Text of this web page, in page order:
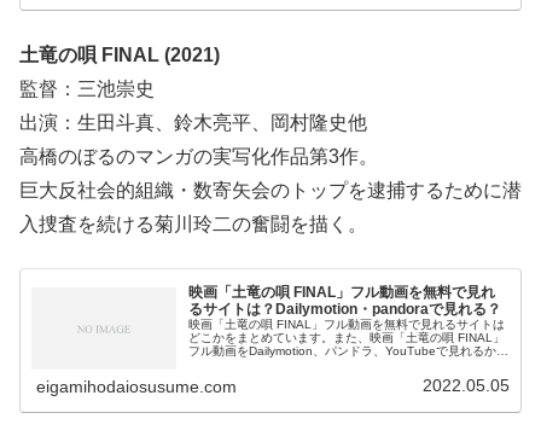
土竜の唄 FINAL (2021)
監督：三池崇史
出演：生田斗真、鈴木亮平、岡村隆史他
高橋のぼるのマンガの実写化作品第3作。
巨大反社会的組織・数寄矢会のトップを逮捕するために潜
入捜査を続ける菊川玲二の奮闘を描く。
映画「土竜の唄 FINAL」フル動画を無料で見れ
るサイトは？Dailymotion・pandoraで見れる？
映画「土竜の唄 FINAL」フル動画を無料で見れるサイトは
どこかをまとめています。また、映画「土竜の唄 FINAL」
フル動画をDailymotion、パンドラ、YouTubeで見れるかも
報・あらすじについてもお伝えしていますので、動画配信
サービス選びや映画本編を見る前の予備知識として役立て
eigamihodaiosusume.com 2022.05.05